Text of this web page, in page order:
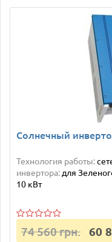
Солнечный
Технология работы:
инвертора: для
10 кВт
74 560 грн. 60